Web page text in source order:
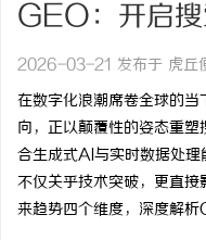
GEO：开启
2026-03-21 发布于 虎丘
在数字化浪潮席卷全球的
向，正以颠覆性的姿态重
合生成式AI与实时数据处
不仅关乎技术突破，更直
来趋势四个维度，深度解析